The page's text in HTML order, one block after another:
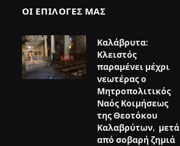
ΟΙ ΕΠΙΛΟΓΈΣ ΜΑΣ
Καλάβρυτα:
Κλειστός
παραμένει μέχρι
νεωτέρας ο
Μητροπολιτικός
Ναός Κοιμήσεως
της Θεοτόκου
Καλαβρύτων, μετά
από σοβαρή ζημιά